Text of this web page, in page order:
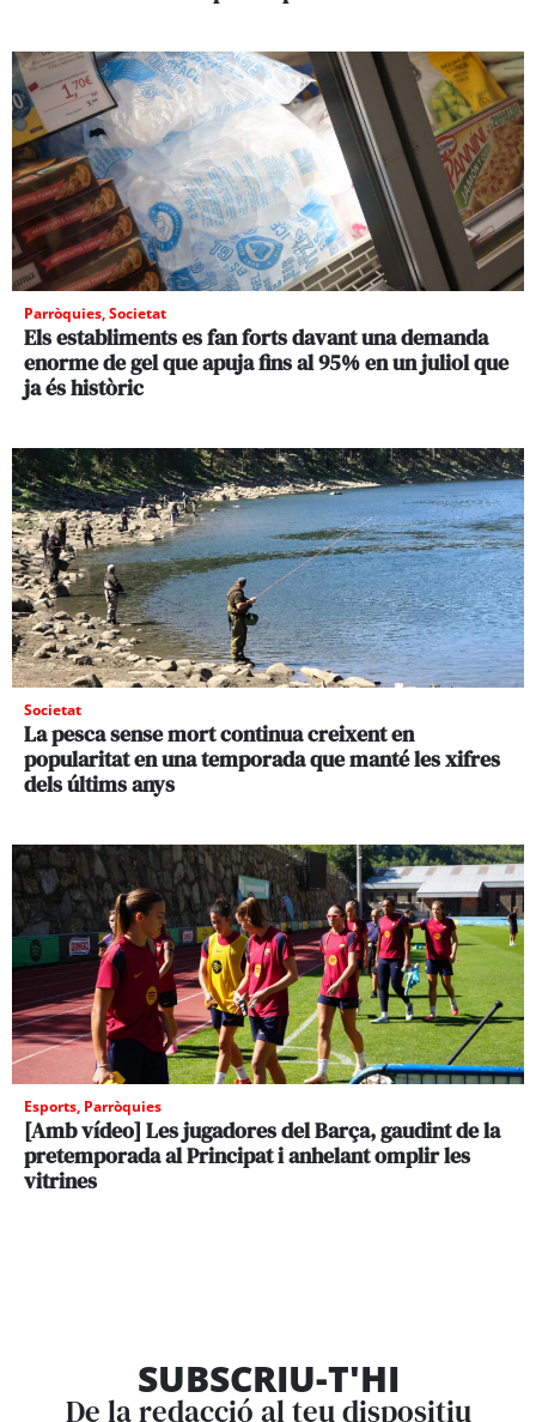
Parròquies,Societat
Els establiments es fan forts davant una demanda
enorme de gel que apuja fins al 95% en un juliol que
ja és històric
Societat
La pesca sense mort continua creixent en
popularitat en una temporada que manté les xifres
dels últims anys
Esports, Parròquies
[Amb vídeo] Les jugadores del Barça, gaudint de la
pretemporada al Principat i anhelant omplir les
vitrines
SUBSCRIU-T'HI
De la redacció al teu dispositiu